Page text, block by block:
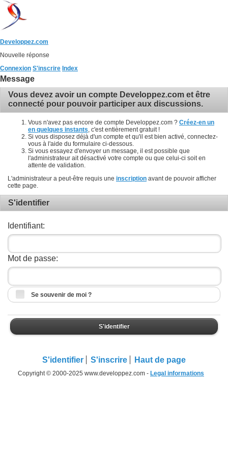
Developpez.com
Nouvelle réponse
Connexion S'inscrire Index
Message
Vous devez avoir un compte Developpez.com et être
connecté pour pouvoir participer aux discussions.
Vous n'avez pas encore de compte Developpez.com ? Créez-en un
en quelques instants , c'est entièrement gratuit !
Si vous disposez déjà d'un compte et qu'il est bien activé, connectez-
vous à l'aide du formulaire ci-dessous.
Si vous essayez d'envoyer un message, il est possible que
l'administrateur ait désactivé votre compte ou que celui-ci soit en
attente de validation.
L'administrateur a peut-être requis une inscription avant de pouvoir afficher
cette page.
S'identifier
Identifiant:
Mot de passe:
Se souvenir de moi ?
S'identifier
S'identifier S'inscrire Haut de page
Copyright © 2000-2025 www.developpez.com - Legal informations